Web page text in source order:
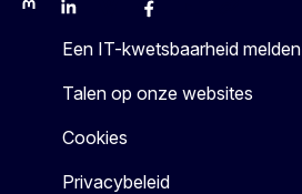
MastodonLinkedInWSocialFacebook
Een IT-kwetsbaarheid melden
Talen op onze websites
Cookies
Privacybeleid